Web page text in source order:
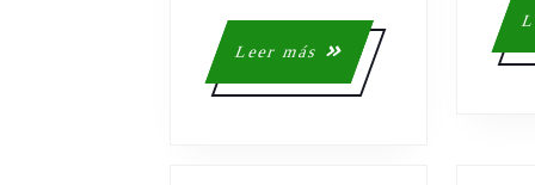
Leer más
Leer
más